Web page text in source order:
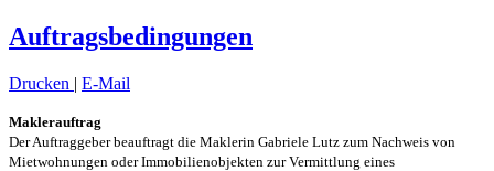
Auftragsbedingungen
Drucken | E-Mail
Maklerauftrag
Der Auftraggeber beauftragt die Maklerin Gabriele Lutz zum Nachweis von
Mietwohnungen oder Immobilienobjekten zur Vermittlung eines